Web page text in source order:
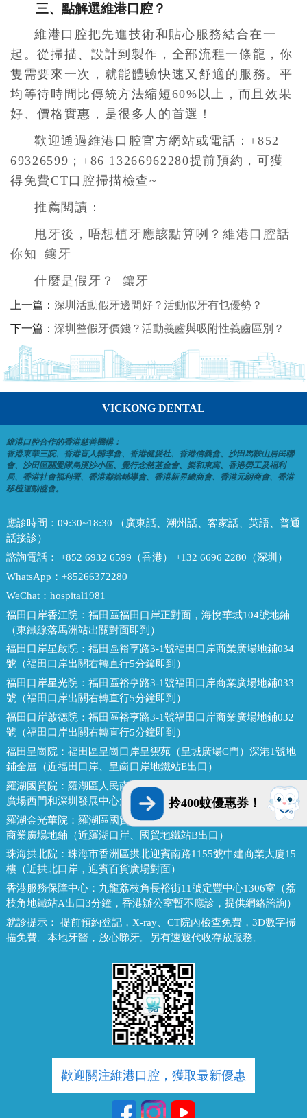
三、點解選維港口腔？
維港口腔把先進技術和貼心服務結合在一
起。從掃描、設計到製作，全部流程一條龍，你
隻需要來一次，就能體驗快速又舒適的服務。平
均等待時間比傳統方法縮短60%以上，而且效果
好、價格實惠，是很多人的首選！
歡迎通過維港口腔官方網站或電話：+852
69326599；+86 13266962280提前預約，可獲
得免費CT口腔掃描檢查~
推薦閱讀：
甩牙後，唔想植牙應該點算咧？維港口腔話
你知_鑲牙
什麼是假牙？_鑲牙
上一篇： 深圳活動假牙邊間好？活動假牙有乜優勢？
下一篇： 深圳整假牙價錢？活動義齒與吸附性義齒區別？
VICKONG DENTAL
維港口腔合作的香港慈善機構：
香港東華三院、香港盲人輔導會、香港健愛社、香港信義會、沙田馬鞍山居民聯
會、沙田區關愛隊烏溪沙小區、覺行念慈基金會、樂和東寓、香港勞工及福利
局、香港社會福利署、香港鄰捨輔導會、香港新界總商會、香港元朗商會、香港
移植運動協會。
應診時間： 09:30~18:30 （廣東話、潮州話、客家話、英語、普通
話接診）
諮詢電話： +852 6932 6599（香港） +132 6696 2280（深圳）
WhatsApp： +85266372280
WeChat： hospital1981
福田口岸香江院： 福田區福田口岸正對面，海悅華城104號地鋪
（東鐵線落馬洲站出關對面即到）
福田口岸星啟院： 福田區裕亨路3-1號福田口岸商業廣場地鋪034
號（福田口岸出關右轉直行5分鐘即到）
福田口岸星光院： 福田區裕亨路3-1號福田口岸商業廣場地鋪033
號（福田口岸出關右轉直行5分鐘即到）
福田口岸啟德院： 福田區裕亨路3-1號福田口岸商業廣場地鋪032
號（福田口岸出關右轉直行5分鐘即到）
福田皇崗院： 福田區皇崗口岸皇禦苑（皇城廣場C門）深港1號地
鋪全層（近福田口岸、皇崗口岸地鐵站E出口）
羅湖國貿院： 羅湖區人民南路熙龍大廈二樓(近羅湖口岸，金光華
廣場西門和深圳發展中心大廈對面，國貿地鐵站E出口）
羅湖金光華院： 羅湖區國貿金光華廣場東二門對面，南湖路凱利
商業廣場地鋪（近羅湖口岸、國貿地鐵站B出口）
珠海拱北院： 珠海市香洲區拱北迎賓南路1155號中建商業大廈15
樓（近拱北口岸，迎賓百貨廣場對面）
香港服務保障中心： 九龍荔枝角長裕街11號定豐中心1306室（荔
枝角地鐵站A出口3分鐘，香港辦公室暫不應診，提供網絡諮詢）
就診提示： 提前預約登記，X-ray、CT院內檢查免費，3D數字掃
描免費。本地牙醫，放心睇牙。另有速遞代收存放服務。
歡迎關注維港口腔，獲取最新優惠
拎400蚊優惠券！